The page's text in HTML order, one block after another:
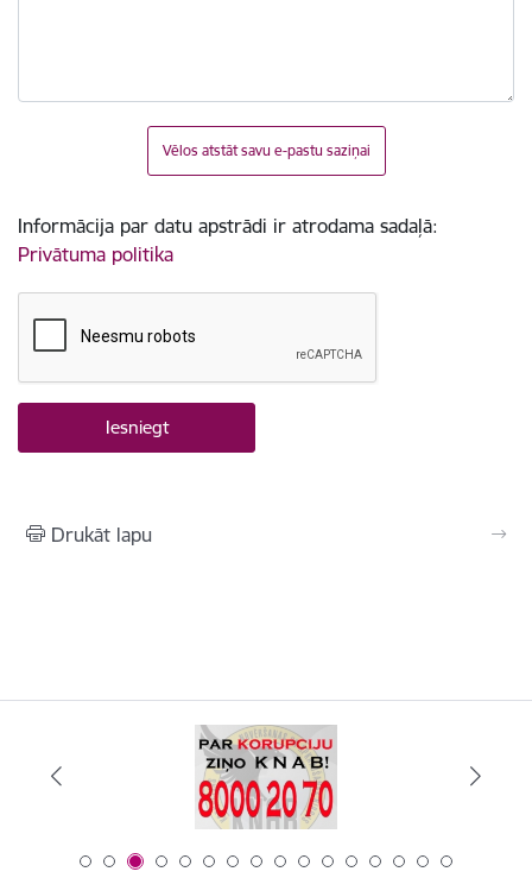
Vēlos atstāt savu e-pastu saziņai
Informācija par datu apstrādi ir atrodama sadaļā:
Privātuma politika
Drukāt lapu